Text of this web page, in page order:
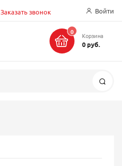
Заказать звонок Войти
0 Корзина
0 руб.